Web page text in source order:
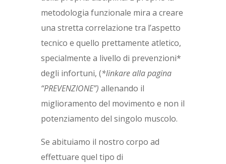
metodologia funzionale mira a creare
una stretta correlazione tra l’aspetto
tecnico e quello prettamente atletico,
specialmente a livello di prevenzioni*
degli infortuni, (*linkare alla pagina
“PREVENZIONE”) allenando il
miglioramento del movimento e non il
potenziamento del singolo muscolo.
Se abituiamo il nostro corpo ad
effettuare quel tipo di